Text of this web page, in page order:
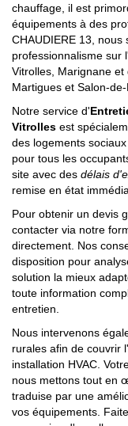
chauffage, il est
équipements à des
CHAUDIERE 13,
professionnalisme sur
Vitrolles, Marignane
Martigues et Salon-
Notre service d'
Vitrolles est
des logements
pour tous les
site avec des délais
remise en état
Pour obtenir un devis
contacter via notre
directement. Nos
disposition pour
solution la mieux
toute information
entretien.
Nous intervenons
rurales afin de couvrir
installation HVAC.
nous mettons tout en
traduise par une
vos équipements.